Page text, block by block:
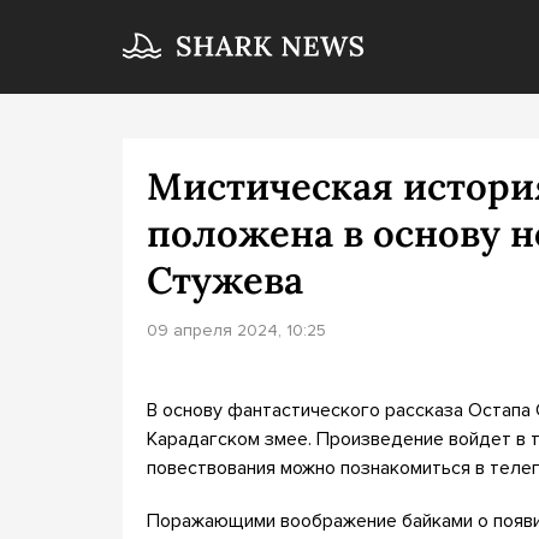
Мистическая
положена в основу
Стужева
09 апреля 2024, 10:25
В основу фантастического рассказа
Карадагском змее. Произведение войдет в
повествования можно познакомиться в
Поражающими воображение байками о